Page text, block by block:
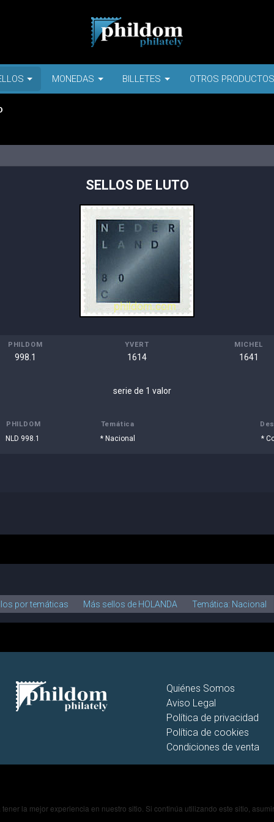
MONEDAS BILLETES OTROS PRODUCTOS
SELLOS DE LUTO
PHILDOM
998.1
YVERT
1614
MICHEL
1641
serie de 1 valor
PHILDOM Temática
NLD 998.1 * Nacional *
por temáticas Más sellos de HOLANDA Temática: Nacional
Quiénes Somos
Aviso Legal
Política de privacidad
Política de cookies
Condiciones de venta